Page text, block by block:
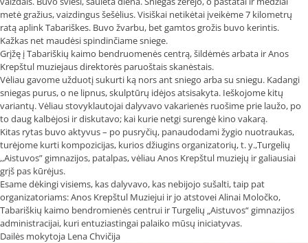
metė gražius, vaizdingus šešėlius. Visiškai netikėtai įveikėme 7 kilometrų
ratą aplink Tabariškes. Buvo žvarbu, bet gamtos grožis buvo kerintis.
Kažkas net maudėsi spindinčiame sniege.
Grįžę į Tabariškių kaimo bendruomenės centrą, šildėmės arbata ir Anos
Krepštul muziejaus direktorės paruoštais skanėstais.
Vėliau gavome užduotį sukurti ką nors ant sniego arba su sniegu. Kadangi
sniegas purus, o ne lipnus, skulptūrų idėjos atsisakyta. Ieškojome kitų
variantų. Vėliau stovyklautojai dalyvavo vakarienės ruošime prie laužo, po
to daug kalbėjosi ir diskutavo; kai kurie netgi surengė kino vakarą.
Kitas rytas buvo aktyvus – po pusryčių, panaudodami žygio nuotraukas,
turėjome kurti kompozicijas, kurios džiugins organizatorių, t. y.,Turgelių
,,Aistuvos” gimnazijos, patalpas, vėliau Anos Krepštul muziejų ir galiausiai
grįš pas kūrėjus.
Esame dėkingi visiems, kas dalyvavo, kas nebijojo sušalti, taip pat
organizatoriams: Anos Krepštul Muziejui ir jo atstovei Alinai Moločko,
Tabariškių kaimo bendromienės centrui ir Turgelių „Aistuvos“ gimnazijos
administracijai, kuri entuziastingai palaiko mūsų iniciatyvas.
Dailės mokytoja Lena Chvičija